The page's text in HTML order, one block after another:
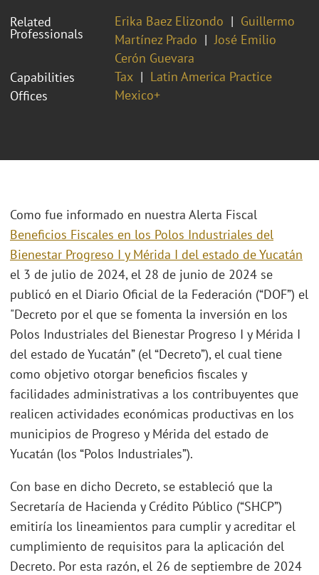
Related
Professionals
Erika Baez Elizondo
Guillermo
Martínez Prado
José Emilio
Cerón Guevara
Capabilities
Tax
Latin America Practice
Offices
Mexico+
Como fue informado en nuestra Alerta Fiscal
Beneficios Fiscales en los Polos Industriales del
Bienestar Progreso I y Mérida I del estado de Yucatán
el 3 de julio de 2024, el 28 de junio de 2024 se
publicó en el Diario Oficial de la Federación (“DOF”) el
"Decreto por el que se fomenta la inversión en los
Polos Industriales del Bienestar Progreso I y Mérida I
del estado de Yucatán” (el “Decreto”), el cual tiene
como objetivo otorgar beneficios fiscales y
facilidades administrativas a los contribuyentes que
realicen actividades económicas productivas en los
municipios de Progreso y Mérida del estado de
Yucatán (los “Polos Industriales”).
Con base en dicho Decreto, se estableció que la
Secretaría de Hacienda y Crédito Público (“SHCP”)
emitiría los lineamientos para cumplir y acreditar el
cumplimiento de requisitos para la aplicación del
Decreto. Por esta razón, el 26 de septiembre de 2024